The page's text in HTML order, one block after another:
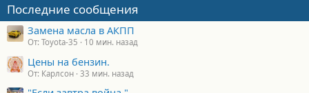
Последние сообщения
Замена масла в АКПП
От: Toyota-35 10 мин. назад
Цены на бензин.
От: Карлсон 33 мин. назад